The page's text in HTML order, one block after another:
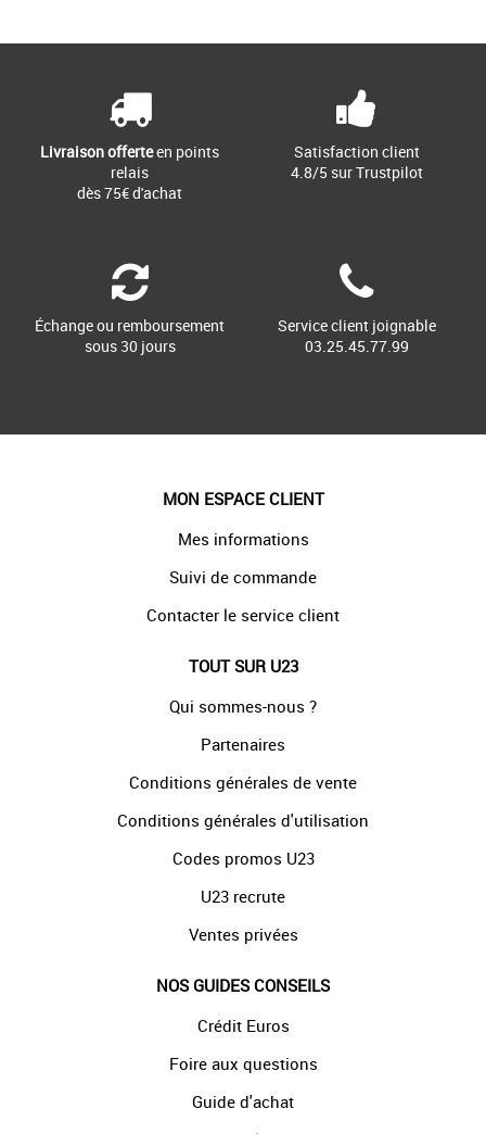
Livraison offerteen points
relais
dès 75€ d'achat
Satisfaction client
4.8/5 sur Trustpilot
Échange ou remboursement
sous 30 jours
Service client joignable
03.25.45.77.99
MON ESPACE CLIENT
Mes informations
Suivi de commande
Contacter le service client
TOUT SUR U23
Qui sommes-nous ?
Partenaires
Conditions générales de vente
Conditions générales d'utilisation
Codes promos U23
U23 recrute
Ventes privées
NOS GUIDES CONSEILS
Crédit Euros
Foire aux questions
Guide d'achat